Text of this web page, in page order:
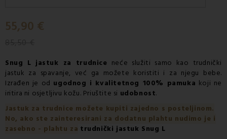
55,90 €
Snug L jastuk za trudnice neće služiti samo kao trudnički
jastuk za spavanje, već ga možete koristiti i za njegu bebe.
Izrađen je od ugodnog i kvalitetnog 100% pamuka koji ne
iritira ni osjetljivu kožu. Priuštite si udobnost.
Jastuk za trudnice možete kupiti zajedno s posteljinom.
No, ako ste zainteresirani za dodatnu plahtu nudimo je i
zasebno - plahtu za trudnički jastuk Snug L